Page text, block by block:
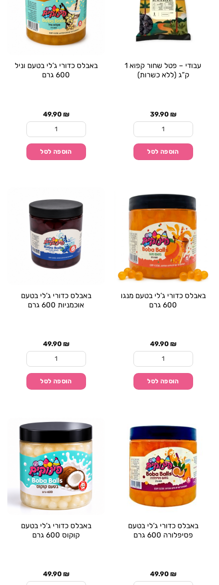
עבודי – פטל שחור קפוא 1
ק”ג (ללא כשרות)
39.90₪
כמות של עבודי - פטל שחור קפוא 1 ק"ג (ללא כשרות)
הוספה לסל
באבלס כדורי ג’לי בטעם וניל
600 גרם
49.90₪
כמות של באבלס כדורי
הוספה לסל
באבלס כדורי ג’לי בטעם מנגו
600 גרם
49.90₪
כמות של באבלס כדורי ג'לי בטעם מנגו 600 גרם
הוספה לסל
באבלס כדורי ג’לי בטעם
אוכמניות 600 גרם
49.90₪
כמות של באבלס כדורי
הוספה לסל
באבלס כדורי ג’לי בטעם
פסיפלורה 600 גרם
49.90₪
באבלס כדורי ג’לי בטעם
קוקוס 600 גרם
49.90₪